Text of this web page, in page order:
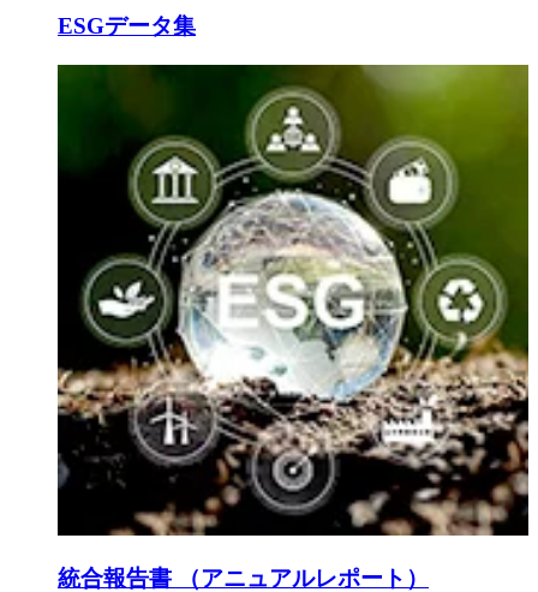
ESGデータ集
統合報告書 （アニュアルレポート）